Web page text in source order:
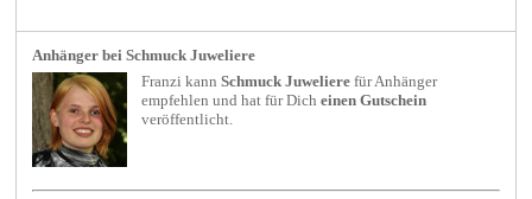
Anhänger bei Schmuck Juweliere
Franzi kannSchmuck Juweliere fürAnhänger
empfehlen und hat für Dicheinen Gutschein
veröffentlicht.